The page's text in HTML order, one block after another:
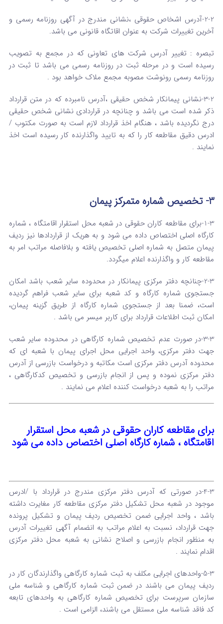
2-2-آدرس اشخاص حقوقی ،نشانی مندرج در آگهی روزنامه رسمی و
آخرین تغییرات شرکت به عنوان اقاتگاه قانونی می باشد.
تبصره : تغییر آدرس شرکت های تعاونی که در مجمع به تصویب
رسیده است و در مرحله ثبت در روزنامه رسمی می باشد تا ثبت در
روزنامه رسمی رونوشت مصوبه مجمع ملاک خواهد بود .
3-2-نشانی پیمانکار شخص حقیقی ،آدرس نامبرده که در متن قرارداد
ذکر شده است می باشد و چنانچه در قراردادی نشانی شخص حقیقی
درج نگردیده باشد ، هنگام اخذ قرارداد لازم است به صورت مکتوب /
ادرس دقیق مقاطعه کار را که به تایید واگذارنده کار رسیده است اخذ
نمایند .
3- تخصیص شماره متمرکز پیمان
1-3-برای مقاطعه کاران حقوقی در شعبه محل استقرار اقامتگاه ، شماره
کارگاه اصلی اختصاص داده می شود و به هریک از قراردادها نیز ردیف
پیمان متصل به شماره اصلی تخصیص یافته و بلافاصله مراتب امر به
مقاطعه کار و واگذارنده اعلام میگردد.
2-3-چنانچه دفتر مرکزی پیمانکار در محدوده سایر شعب باشد امکان
جستجوی شماره کارگاه و کد شعبه برای سایر شعب فراهم گردیده
است، ضمنا بعد از جستجوی شماره کارگاه از طریق گزینه پیمان،
امکان ثبت اطلاعات قرارداد برای کاربر میسر می باشد .
3-3-در صورت عدم تخصیص شماره کارگاهی در محدوده سایر شعب
جهت دفتر مرکزی، واحد اجرایی محل اجرای پیمان با شعبه ای که
محدوده آدرس دفتر مرکزی است مکاتبه و درخواست بازرسی از آدرس
دفتر مرکزی نموده و پس از انجام بازرسی و تخصیص کدکارگاهی ،
مراتب را به شعبه درخواست کننده اعلام می نمایند .
برای مقاطعه کاران حقوقی در شعبه محل استقرار
اقامتگاه ، شماره کارگاه اصلی اختصاص داده می شود
4-3-در صورتی که آدرس دفتر مرکزی مندرج در قرارداد با /ادرس
موجود در شعبه محل تشکیل دفتر مرکزی مقاطعه کار مغایرت داشته
باشد ، واحد اجرایی ضمن تخصیص ردیف پیمان و تشکیل پرونده
جهت قرارداد، نسبت به اعلام مراتب به انضمام آگهی تغییرات آدرس
به منظور انجام بازرسی و اصلاح نشانی به شعبه محل دفتر مرکزی
اقدام نمایند .
5-3-واحدهای اجرایی مکلف به ثبت شماره کارگاهی واگذارندگان کار در
ردیف پیمان می باشند در ضمن ثبت شماره کارگاهی و شناسه ملی
سازمان سرپرست برای تخصیص شماره کارگاهی به واحدهای تابعه
کد فاقد شناسه ملی مستقل می باشند، الزامی است .